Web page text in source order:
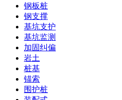
钢板桩
钢支撑
基坑支护
基坑监测
加固纠偏
岩土
桩基
锚索
围护桩